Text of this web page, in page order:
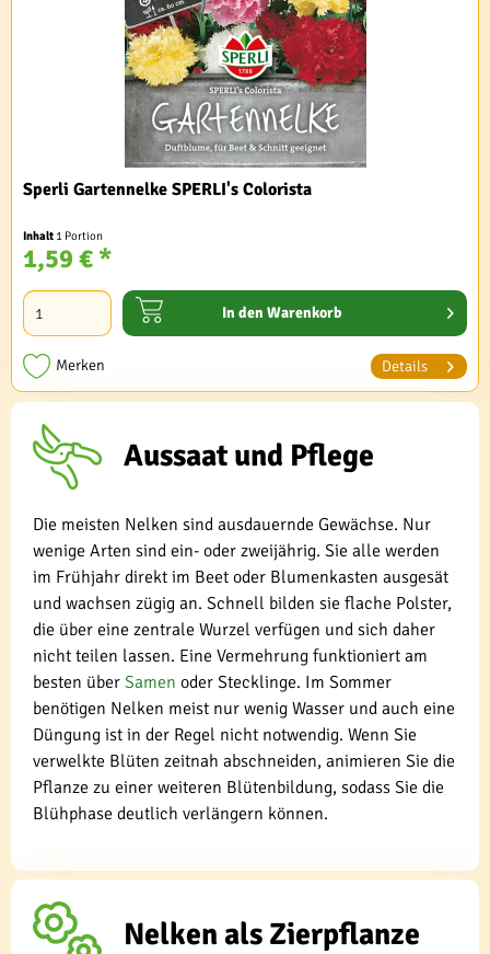
Sperli Gartennelke SPERLI's Colorista
Inhalt 1 Portion
1,59 € *
In den Warenkorb
Merken Details
Aussaat und Pflege
Die meisten Nelken sind ausdauernde Gewächse. Nur
wenige Arten sind ein- oder zweijährig. Sie alle werden
im Frühjahr direkt im Beet oder Blumenkasten ausgesät
und wachsen zügig an. Schnell bilden sie flache Polster,
die über eine zentrale Wurzel verfügen und sich daher
nicht teilen lassen. Eine Vermehrung funktioniert am
besten über Samen oder Stecklinge. Im Sommer
benötigen Nelken meist nur wenig Wasser und auch eine
Düngung ist in der Regel nicht notwendig. Wenn Sie
verwelkte Blüten zeitnah abschneiden, animieren Sie die
Pflanze zu einer weiteren Blütenbildung, sodass Sie die
Blühphase deutlich verlängern können.
Nelken als Zierpflanze